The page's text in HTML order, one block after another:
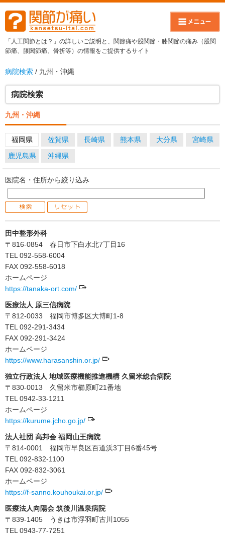
「人工関節とは？」の詳しいご説明と、関節痛や股関節・膝関節の痛み（股関
節痛、膝関節痛、骨折等）の情報をご提供するサイト
病院検索 / 九州・沖縄
病院検索
九州・沖縄
福岡県 佐賀県 長崎県 熊本県 大分県
宮崎県
鹿児島県
沖縄県
医院名・住所から絞り込み
田中整形外科
〒816-0854 春日市下白水北7丁目16
TEL 092-558-6004
FAX 092-558-6018
ホームページ
https://tanaka-ort.com/
医療法人 原三信病院
〒812-0033 福岡市博多区大博町1-8
TEL 092-291-3434
FAX 092-291-3424
ホームページ
https://www.harasanshin.or.jp/
独立行政法人 地域医療機能推進機構 久留米総合病院
〒830-0013 久留米市櫛原町21番地
TEL 0942-33-1211
ホームページ
https://kurume.jcho.go.jp/
法人社団 高邦会 福岡山王病院
〒814-0001 福岡市早良区百道浜3丁目6番45号
TEL 092-832-1100
FAX 092-832-3061
ホームページ
https://f-sanno.kouhoukai.or.jp/
医療法人向陽会 筑後川温泉病院
〒839-1405 うきは市浮羽町古川1055
TEL 0943-77-7251